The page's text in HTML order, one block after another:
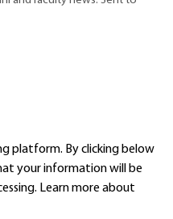
platform. By clicking below
your information will be
Learn moreabout